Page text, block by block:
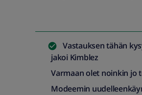
Vastauksen tähän
jakoi Kimblez
Varmaan olet noinkin jo
Modeemin